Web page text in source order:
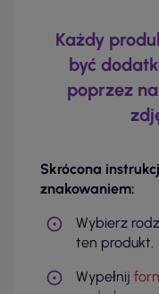
Każdy
być
poprzez
Skrócona
znakowaniem:
Wybierz
ten produkt.
Wypełnij